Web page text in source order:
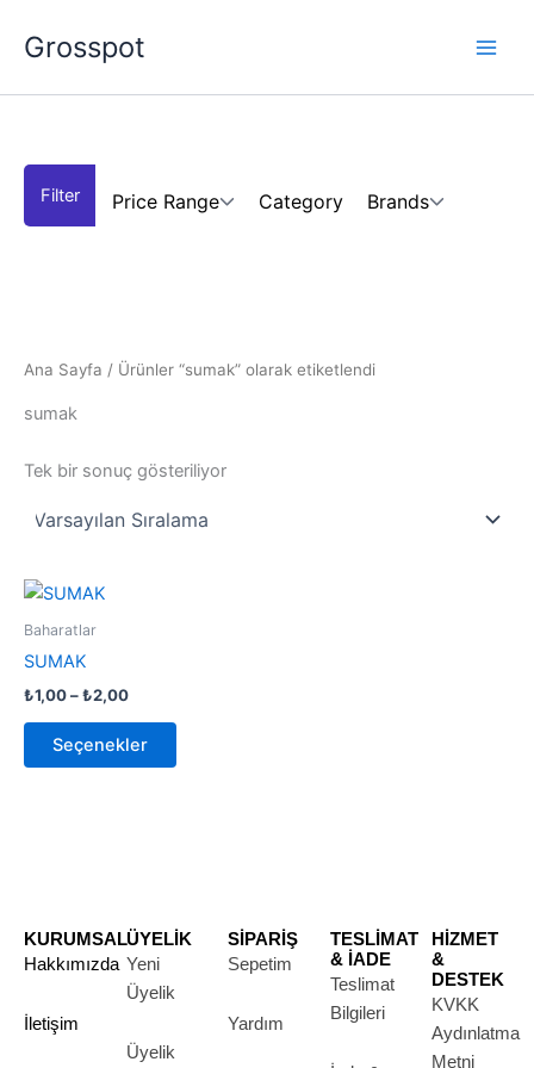
atlaGrosspot
Price Range Category Brands
Ana Sayfa / Ürünler “sumak” olarak etiketlendi
sumak
Tek bir sonuç gösteriliyor
Baharatlar
SUMAK
₺1,00–₺2,00
Seçenekler
Seçenekler
KURUMSAL
Hakkımızda
İletişim
ÜYELİK
Yeni
Üyelik
Üyelik
SİPARİŞ
Sepetim
Yardım
TESLİMAT
& İADE
Teslimat
Bilgileri
HİZMET
&
DESTEK
KVKK
Aydınlatma
Metni